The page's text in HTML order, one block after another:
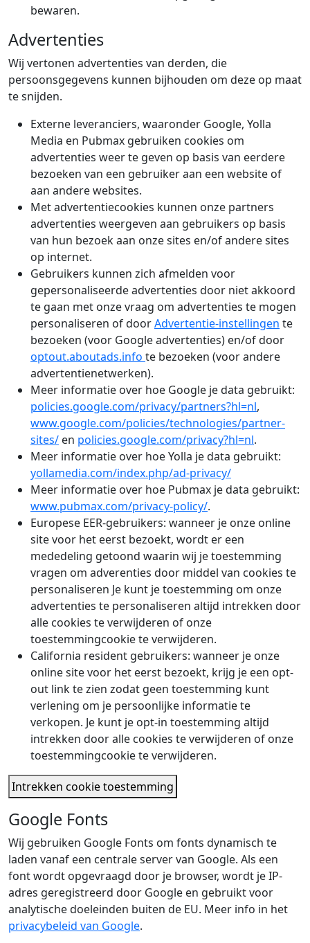
bewaren.
Advertenties
Wij vertonen advertenties van derden, die
persoonsgegevens kunnen bijhouden om deze op maat
te snijden.
Externe leveranciers, waaronder Google, Yolla
Media en Pubmax gebruiken cookies om
advertenties weer te geven op basis van eerdere
bezoeken van een gebruiker aan een website of
aan andere websites.
Met advertentiecookies kunnen onze partners
advertenties weergeven aan gebruikers op basis
van hun bezoek aan onze sites en/of andere sites
op internet.
Gebruikers kunnen zich afmelden voor
gepersonaliseerde advertenties door niet akkoord
te gaan met onze vraag om advertenties te mogen
personaliseren of doorAdvertentie-instellingen te
bezoeken (voor Google advertenties) en/of door
optout.aboutads.info te bezoeken (voor andere
advertentienetwerken).
Meer informatie over hoe Google je data gebruikt:
policies.google.com/privacy/partners?hl=nl,
www.google.com/policies/technologies/partner-
sites/ en policies.google.com/privacy?hl=nl.
Meer informatie over hoe Yolla je data gebruikt:
yollamedia.com/index.php/ad-privacy/
Meer informatie over hoe Pubmax je data gebruikt:
www.pubmax.com/privacy-policy/.
Europese EER-gebruikers: wanneer je onze online
site voor het eerst bezoekt, wordt er een
mededeling getoond waarin wij je toestemming
vragen om adverenties door middel van cookies te
personaliseren Je kunt je toestemming om onze
advertenties te personaliseren altijd intrekken door
alle cookies te verwijderen of onze
toestemmingcookie te verwijderen.
California resident gebruikers: wanneer je onze
online site voor het eerst bezoekt, krijg je een opt-
out link te zien zodat geen toestemming kunt
verlening om je persoonlijke informatie te
verkopen. Je kunt je opt-in toestemming altijd
intrekken door alle cookies te verwijderen of onze
toestemmingcookie te verwijderen.
Intrekken cookie toestemming
Google Fonts
Wij gebruiken Google Fonts om fonts dynamisch te
laden vanaf een centrale server van Google. Als een
font wordt opgevraagd door je browser, wordt je IP-
adres geregistreerd door Google en gebruikt voor
analytische doeleinden buiten de EU. Meer info in het
privacybeleid van Google.